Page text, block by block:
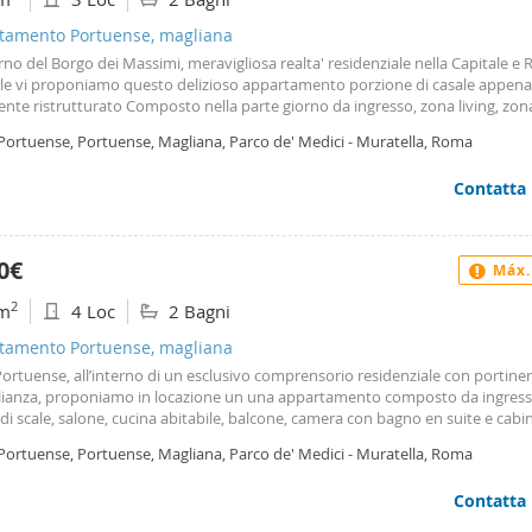
Portuense, magliana
del Borgo dei Massimi, meravigliosa realta' residenziale nella Capitale e
vi proponiamo questo delizioso appartamento porzione di casale appena
ristrutturato Composto nella parte giorno da ingresso, zona living,
ulteriore camera piu' piccola con bagno interno ed ampia zona soppalcata
domotica, fibra ottica il Borgo dei Massimi offre un parco molto
sportive la tenuta e' custodita e manutenuta da 5 addetti diurni ed 1
della proprieta' centro sportivo, ristorante, pizzeria e bar tavola calda
reddituali Per Info, Contatti & Visite Davide 3474273628 Paola 3477988960
in una visita senza impegno
Portuense, Magliana, Parco de' Medici - Muratella, Roma
Contatta
2 4 Loc 2 Bagni
Portuense, magliana
all’interno di un esclusivo comprensorio residenziale con
proponiamo in locazione un una appartamento composto da
scale, salone, cucina abitabile, balcone, camera con bagno en suite e
“borgo dei Massimi” è un compendio esclusivo di edifici industriali, e
romana, con giardini, parcheggi, un attiguo bar bistrot dove cenare a
Portuense, Magliana, Parco de' Medici - Muratella, Roma
Contatta